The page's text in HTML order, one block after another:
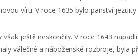
víru. V roce 1635 bylo panství
ještě neskončily. V roce 1643
válečné a náboženské rozbroje, byla